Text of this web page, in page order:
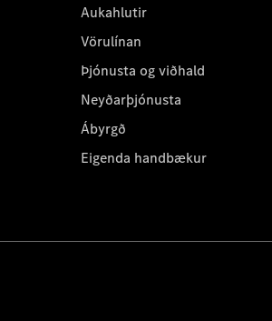
Aukahlutir
Vörulínan
Þjónusta og viðhald
Neyðarþjónusta
Ábyrgð
Eigenda handbækur